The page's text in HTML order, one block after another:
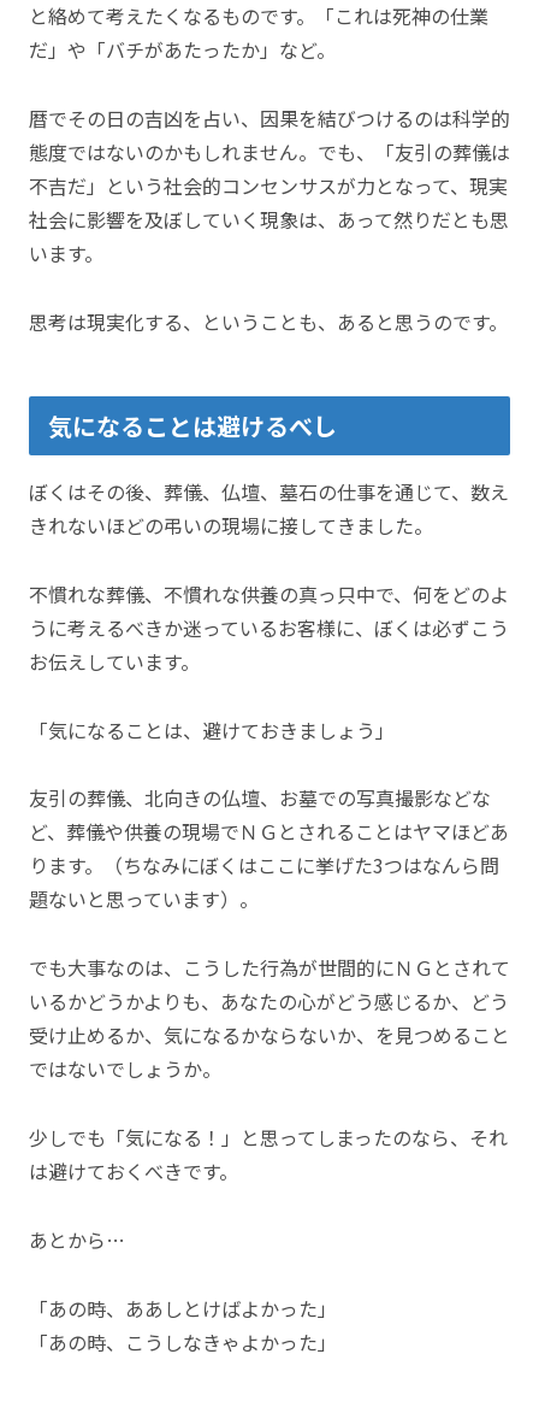
と絡めて考えたくなるものです。「これは死神の仕業
だ」や「バチがあたったか」など。
暦でその日の吉凶を占い、因果を結びつけるのは科学的
態度ではないのかもしれません。でも、「友引の葬儀は
不吉だ」という社会的コンセンサスが力となって、現実
社会に影響を及ぼしていく現象は、あって然りだとも思
います。
思考は現実化する、ということも、あると思うのです。
気になることは避けるべし
ぼくはその後、葬儀、仏壇、墓石の仕事を通じて、数え
きれないほどの弔いの現場に接してきました。
不慣れな葬儀、不慣れな供養の真っ只中で、何をどのよ
うに考えるべきか迷っているお客様に、ぼくは必ずこう
お伝えしています。
「気になることは、避けておきましょう」
友引の葬儀、北向きの仏壇、お墓での写真撮影などな
ど、葬儀や供養の現場でＮＧとされることはヤマほどあ
ります。（ちなみにぼくはここに挙げた3つはなんら問
題ないと思っています）。
でも大事なのは、こうした行為が世間的にＮＧとされて
いるかどうかよりも、あなたの心がどう感じるか、どう
受け止めるか、気になるかならないか、を見つめること
ではないでしょうか。
少しでも「気になる！」と思ってしまったのなら、それ
は避けておくべきです。
あとから…
「あの時、ああしとけばよかった」
「あの時、こうしなきゃよかった」